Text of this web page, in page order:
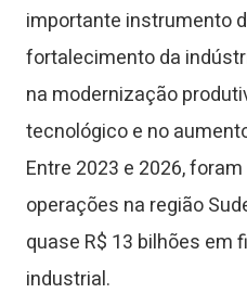
importante instrumento
fortalecimento da
na modernização
tecnológico e no
Entre 2023 e 2026,
operações na região
quase R$ 13 bilhões
industrial.